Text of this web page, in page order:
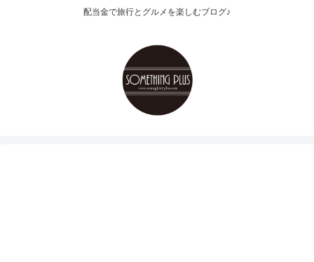
配当金で旅行とグルメを楽しむブログ♪